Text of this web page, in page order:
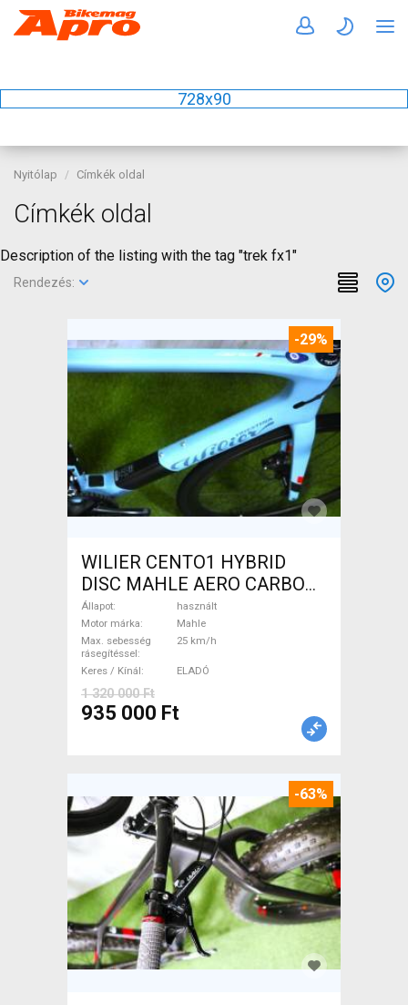
728x90
Nyitólap Címkék oldal
Címkék oldal
Description of the listing with the tag "trek fx1"
Rendezés:
-29%
WILIER CENTO1 HYBRID
DISC MAHLE AERO CARBON
kerekek XL Elektromos
Országúti / Gravel Mahle
használt ELADÓ
Állapot
használt
Motor márka
Mahle
Max. sebesség
rásegítéssel
25 km/h
Keres / Kínál ELADÓ
1 320 000 Ft
935 000 Ft
-63%